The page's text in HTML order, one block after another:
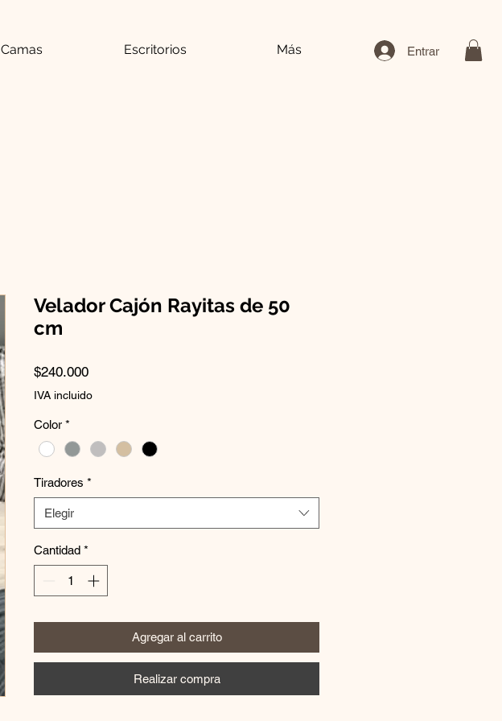
Camas Escritorios Más Entrar
Velador Cajón Rayitas de 50
cm
$240.000Precio
IVA incluido
Color *
Tiradores *
Elegir
Cantidad *
Agregar al carrito
Realizar compra